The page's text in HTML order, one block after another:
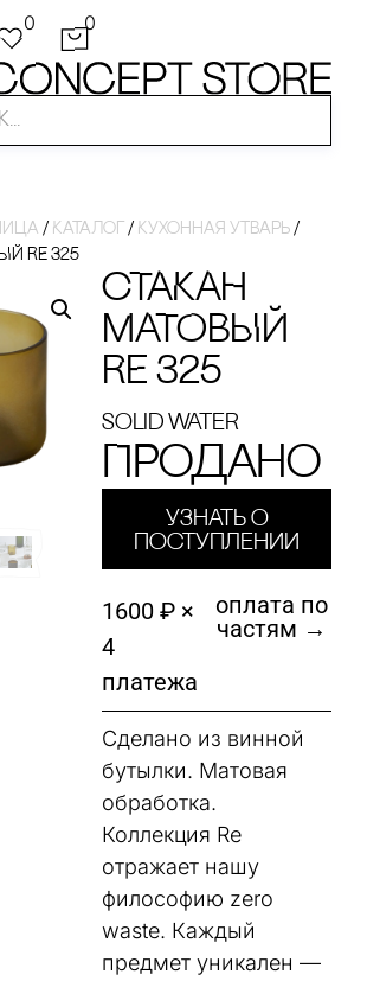
0 0
/ Каталог / Кухонная утварь /
RE 325
сТАКАН
МАТОВЫЙ
RE 325
Solid Water
Продано
Узнать о
поступлении
1600 ₽ ×
4
платежа
оплата по
частям →
Сделано из винной
бутылки. Матовая
обработка.
Коллекция Re
отражает нашу
философию zero
waste. Каждый
предмет уникален —